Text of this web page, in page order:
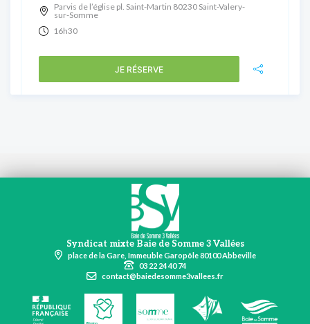
Parvis de l’église pl. Saint-Martin 80230 Saint-Valery-
sur-Somme
16h30
JE RÉSERVE
Syndicat mixte Baie de Somme 3 Vallées
place de la Gare, Immeuble Garopôle 80100 Abbeville
03 22 24 40 74
contact@baiedesomme3vallees.fr